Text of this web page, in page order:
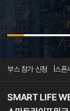
부스 참가 신청 스폰